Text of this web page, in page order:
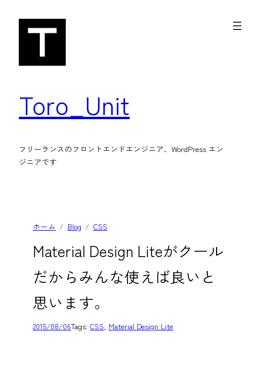
Toro_Unit
フリーランスのフロントエンドエンジニア、WordPress エン
ジニアです
ホーム Blog CSS
Material Design Liteがクール
だからみんな使えば良いと
思います。
2015/08/06Tags: CSS, Material Design Lite